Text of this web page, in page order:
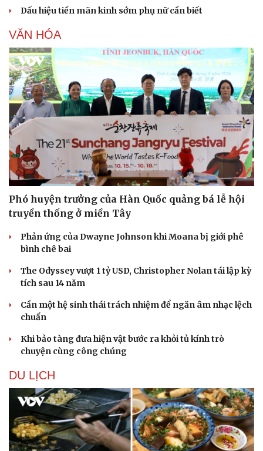
Dấu hiệu tiền mãn kinh sớm phụ nữ cần biết
VĂN HÓA
Phó huyện trưởng của Hàn Quốc quảng bá lễ hội
truyền thống ở miền Tây
Phản ứng của Dwayne Johnson khi Moana bị giới phê
bình chê bai
The Odyssey vượt 1 tỷ USD, Christopher Nolan tái lập kỳ
tích sau 14 năm
Cần một hệ sinh thái trách nhiệm để ngăn âm nhạc lệch
chuẩn
Khi bảo tàng đưa hiện vật bước ra khỏi tủ kính trò
chuyện cùng công chúng
DU LỊCH